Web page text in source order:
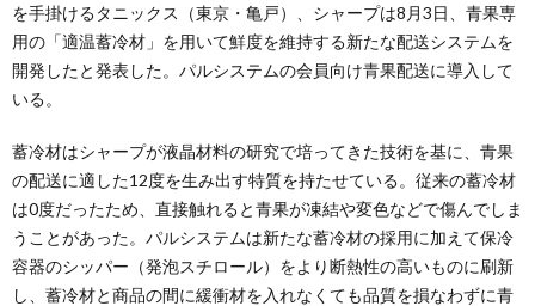
を手掛けるタニックス（東京・亀戸）、シャープは8月3日、青果専
用の「適温蓄冷材」を用いて鮮度を維持する新たな配送システムを
開発したと発表した。パルシステムの会員向け青果配送に導入して
いる。
蓄冷材はシャープが液晶材料の研究で培ってきた技術を基に、青果
の配送に適した12度を生み出す特質を持たせている。従来の蓄冷材
は0度だったため、直接触れると青果が凍結や変色などで傷んでしま
うことがあった。パルシステムは新たな蓄冷材の採用に加えて保冷
容器のシッパー（発泡スチロール）をより断熱性の高いものに刷新
し、蓄冷材と商品の間に緩衝材を入れなくても品質を損なわずに青